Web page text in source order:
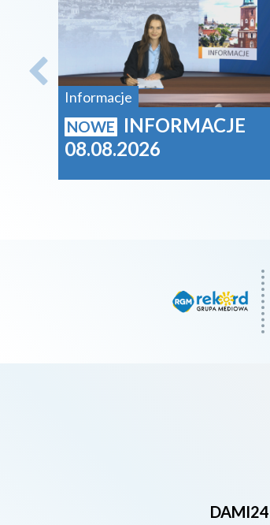
Informacje
NOWE
INFORMACJE
08.08.2026
DAMI24